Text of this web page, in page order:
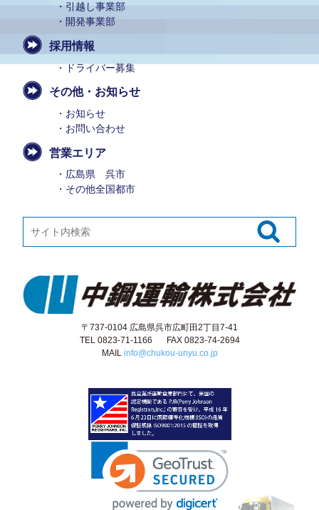
引越し事業部
開発事業部
採用情報
ドライバー募集
その他・お知らせ
お知らせ
お問い合わせ
営業エリア
広島県 呉市
その他全国都市
〒737-0104 広島県呉市広町田2丁目7-41
TEL 0823-71-1166
FAX 0823-74-2694
MAIL info@chukou-unyu.co.jp